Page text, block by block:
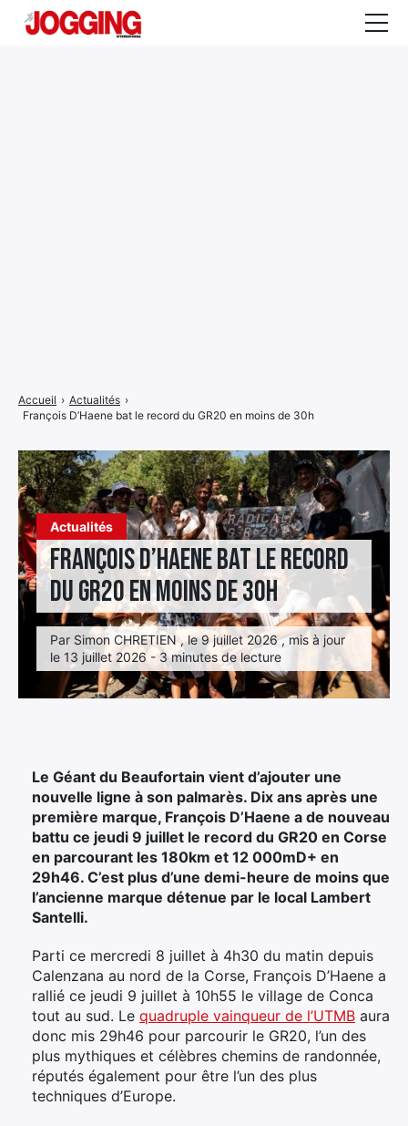
Actualités
François D’Haene bat le record
du GR20 en moins de 30h
Par Simon CHRETIEN , le 9 juillet 2026 , mis à jour
le 13 juillet 2026 - 3 minutes de lecture
Accueil › Actualités ›
François D’Haene bat le record du GR20 en moins de 30h
Le Géant du Beaufortain vient d’ajouter une
nouvelle ligne à son palmarès. Dix ans après une
première marque, François D’Haene a de nouveau
battu ce jeudi 9 juillet le record du GR20 en Corse
en parcourant les 180km et 12 000mD+ en
29h46. C’est plus d’une demi-heure de moins que
l’ancienne marque détenue par le local Lambert
Santelli.
Parti ce mercredi 8 juillet à 4h30 du matin depuis
Calenzana au nord de la Corse, François D’Haene a
rallié ce jeudi 9 juillet à 10h55 le village de Conca
tout au sud. Le quadruple vainqueur de l’UTMB aura
donc mis 29h46 pour parcourir le GR20, l’un des
plus mythiques et célèbres chemins de randonnée,
réputés également pour être l’un des plus
techniques d’Europe.
de
menu
Élément
de
menu
Élément
de
menu